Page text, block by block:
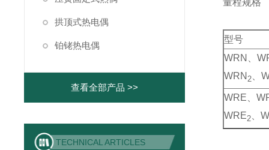
拱顶式热电偶
铂铑热电偶
查看全部产品 >>
TECHNICAL ARTICLES
量程规格
型号
WRN、
WRN 2 、
WRE、
WRE2 、